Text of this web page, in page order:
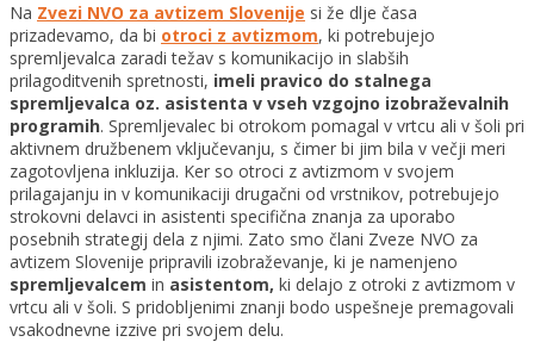
Na Zvezi NVO za avtizem Slovenije si že dlje časa
prizadevamo, da bi otroci z avtizmom, ki potrebujejo
spremljevalca zaradi težav s komunikacijo in slabših
prilagoditvenih spretnosti, imeli pravico do stalnega
spremljevalca oz. asistenta v vseh vzgojno izobraževalnih
programih. Spremljevalec bi otrokom pomagal v vrtcu ali v šoli pri
aktivnem družbenem vključevanju, s čimer bi jim bila v večji meri
zagotovljena inkluzija. Ker so otroci z avtizmom v svojem
prilagajanju in v komunikaciji drugačni od vrstnikov, potrebujejo
strokovni delavci in asistenti specifična znanja za uporabo
posebnih strategij dela z njimi. Zato smo člani Zveze NVO za
avtizem Slovenije pripravili izobraževanje, ki je namenjeno
spremljevalcem in asistentom, ki delajo z otroki z avtizmom v
vrtcu ali v šoli. S pridobljenimi znanji bodo uspešneje premagovali
vsakodnevne izzive pri svojem delu.